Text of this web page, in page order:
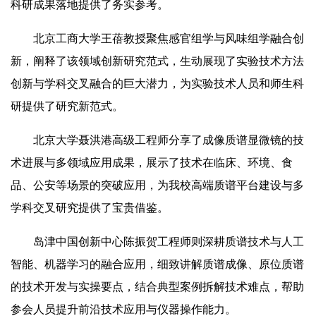
科研成果落地提供了务实参考。
北京工商大学王蓓教授聚焦感官组学与风味组学融合创
新，阐释了该领域创新研究范式，生动展现了实验技术方法
创新与学科交叉融合的巨大潜力，为实验技术人员和师生科
研提供了研究新范式。
北京大学聂洪港高级工程师分享了成像质谱显微镜的技
术进展与多领域应用成果，展示了技术在临床、环境、食
品、公安等场景的突破应用，为我校高端质谱平台建设与多
学科交叉研究提供了宝贵借鉴。
岛津中国创新中心陈振贺工程师则深耕质谱技术与人工
智能、机器学习的融合应用，细致讲解质谱成像、原位质谱
的技术开发与实操要点，结合典型案例拆解技术难点，帮助
参会人员提升前沿技术应用与仪器操作能力。